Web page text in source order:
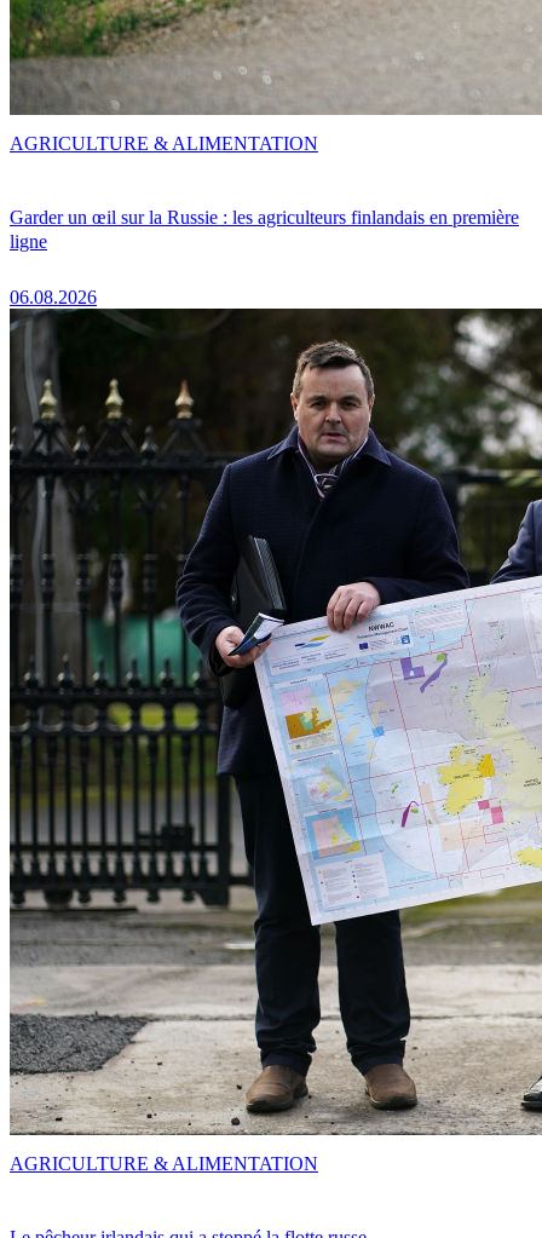
Garder un œil sur la Russie : les agriculteurs finlandais en première
ligne
06.08.2026
AGRICULTURE & ALIMENTATION
AGRICULTURE & ALIMENTATION